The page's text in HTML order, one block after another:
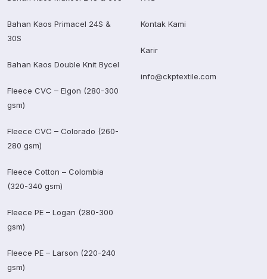
Bahan Kaos Primacel 24S &
30S
Bahan Kaos Double Knit Bycel
Fleece CVC – Elgon (280-300
gsm)
Fleece CVC – Colorado (260-
280 gsm)
Fleece Cotton – Colombia
(320-340 gsm)
Fleece PE – Logan (280-300
gsm)
Fleece PE – Larson (220-240
gsm)
Kontak Kami
Karir
info@ckptextile.com